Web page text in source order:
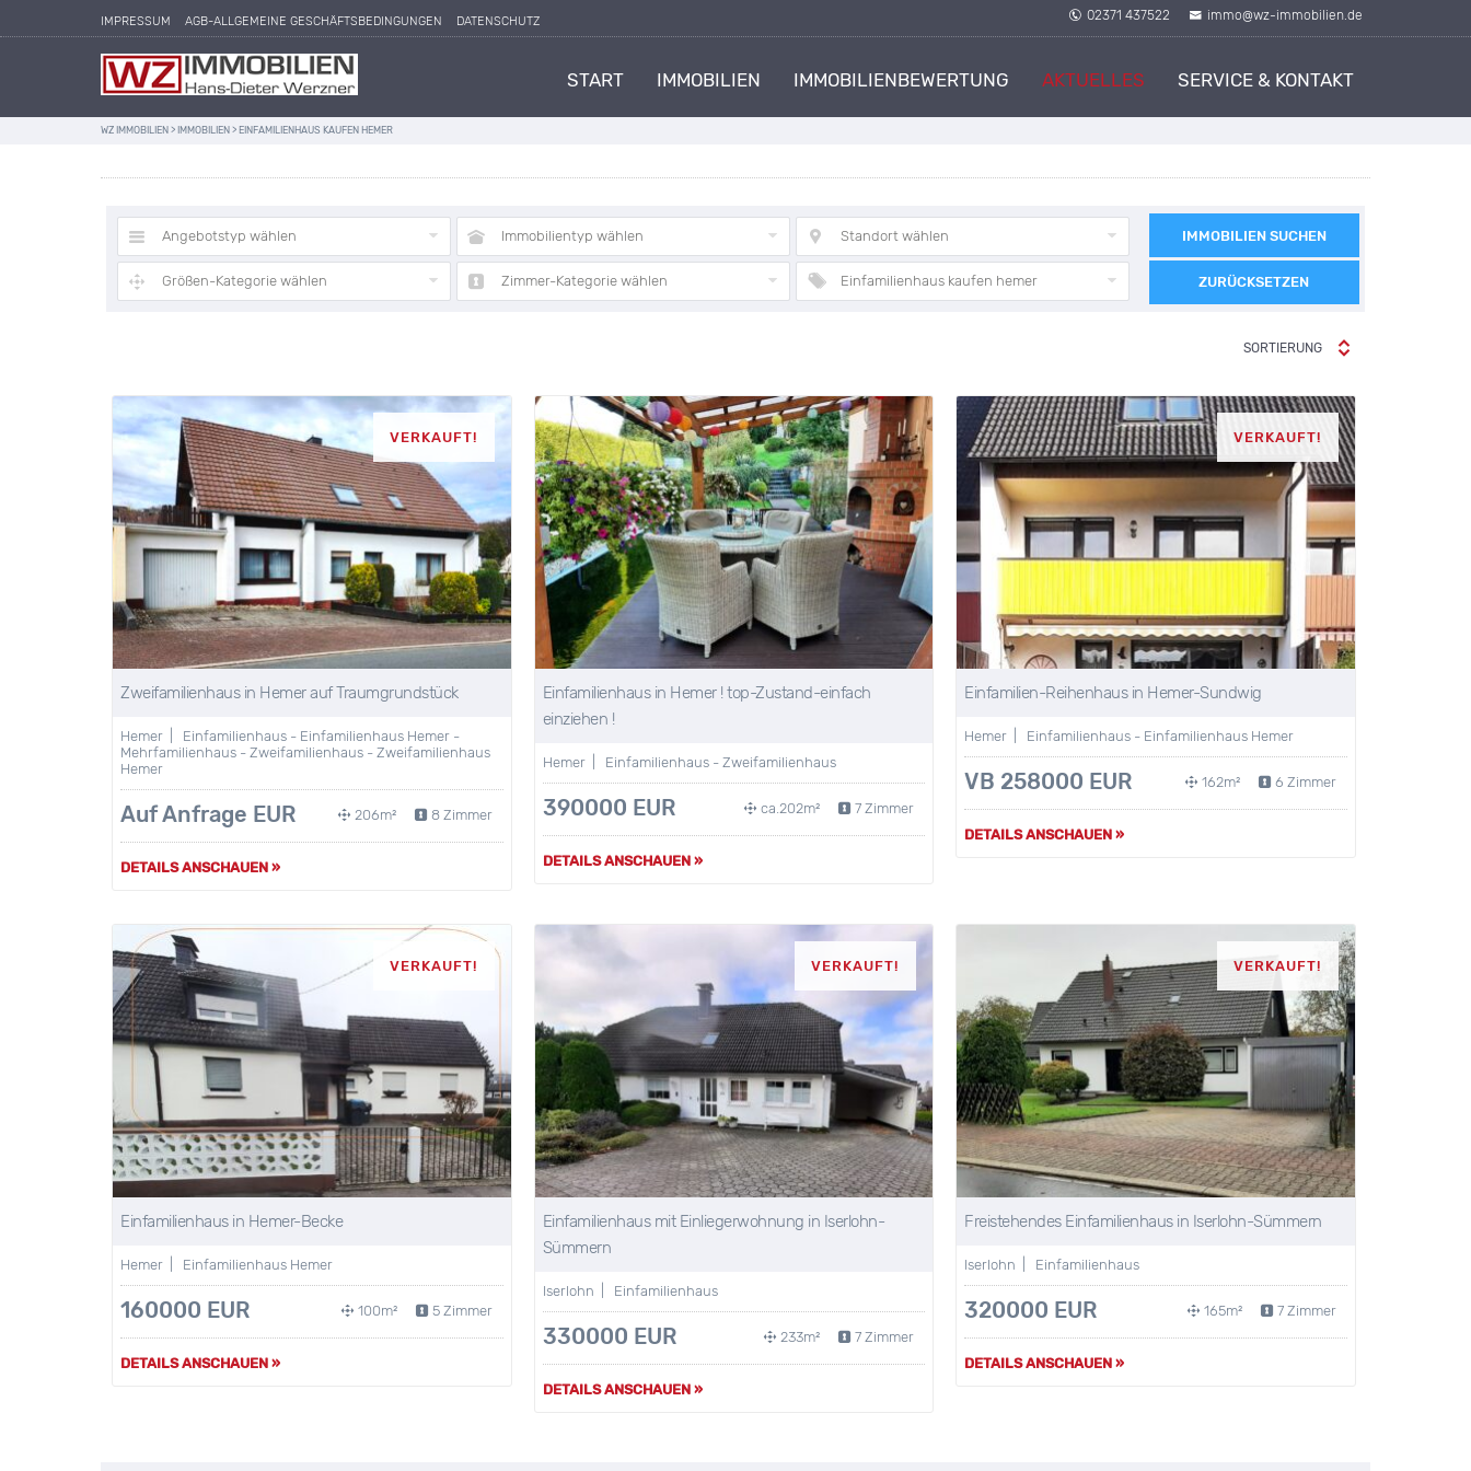
IMPRESSUM AGB-ALLGEMEINE GESCHÄFTSBEDINGUNGEN DATENSCHUTZ 02371 437522 immo@wz-immobilien.de
START IMMOBILIEN IMMOBILIENBEWERTUNG AKTUELLES SERVICE & KONTAKT
WZ IMMOBILIEN > IMMOBILIEN > EINFAMILIENHAUS KAUFEN HEMER
Angebotstyp wählen Immobilientyp wählen Standort wählen
Größen-Kategorie wählen Zimmer-Kategorie wählen Einfamilienhaus kaufen hemer
IMMOBILIEN SUCHEN
ZURÜCKSETZEN
SORTIERUNG
VERKAUFT!
Zweifamilienhaus in Hemer auf Traumgrundstück
Hemer | Einfamilienhaus - Einfamilienhaus Hemer -
Mehrfamilienhaus - Zweifamilienhaus - Zweifamilienhaus
Hemer
Auf Anfrage EUR 206m² 8 Zimmer
DETAILS ANSCHAUEN »
Einfamilienhaus in Hemer ! top-Zustand-einfach
einziehen !
Hemer | Einfamilienhaus - Zweifamilienhaus
390000 EUR ca.202m² 7 Zimmer
DETAILS ANSCHAUEN »
VERKAUFT!
Einfamilien-Reihenhaus in Hemer-Sundwig
Hemer | Einfamilienhaus - Einfamilienhaus Hemer
VB 258000 EUR 162m² 6 Zimmer
DETAILS ANSCHAUEN »
VERKAUFT!
Einfamilienhaus in Hemer-Becke
Hemer | Einfamilienhaus Hemer
160000 EUR 100m² 5 Zimmer
DETAILS ANSCHAUEN »
VERKAUFT!
Einfamilienhaus mit Einliegerwohnung in Iserlohn-
Sümmern
Iserlohn | Einfamilienhaus
330000 EUR 233m² 7 Zimmer
DETAILS ANSCHAUEN »
VERKAUFT!
Freistehendes Einfamilienhaus in Iserlohn-Sümmern
Iserlohn | Einfamilienhaus
320000 EUR 165m² 7 Zimmer
DETAILS ANSCHAUEN »